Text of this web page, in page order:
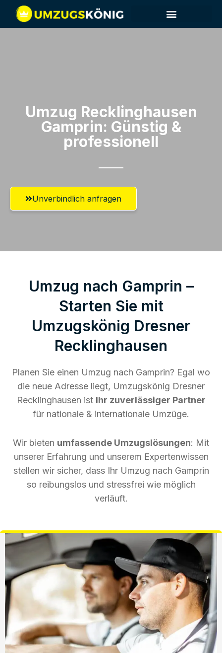
Umzug Recklinghausen​
Gamprin: Günstig &
professionell​
Unverbindlich anfragen
Umzug nach Gamprin –
Starten Sie mit
Umzugskönig Dresner
Recklinghausen
Planen Sie einen Umzug nach Gamprin? Egal wo
die neue Adresse liegt, Umzugskönig Dresner
Recklinghausen ist Ihr zuverlässiger Partner
für nationale & internationale Umzüge.
Wir bieten umfassende Umzugslösungen: Mit
unserer Erfahrung und unserem Expertenwissen
stellen wir sicher, dass Ihr Umzug nach Gamprin
so reibungslos und stressfrei wie möglich
verläuft.